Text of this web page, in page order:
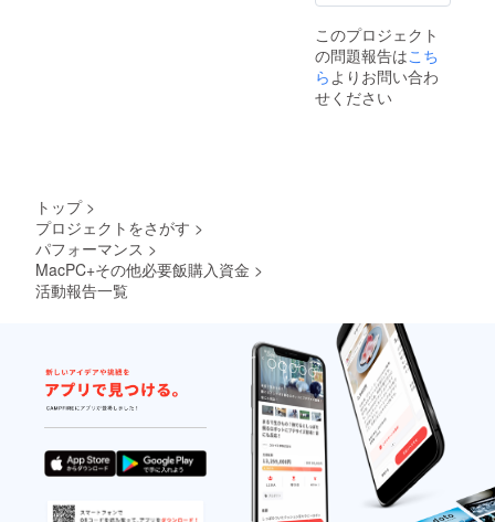
このプロジェクト
の問題報告はこち
らよりお問い合わ
せください
トップ >
プロジェクトをさがす >
パフォーマンス >
MacPC+その他必要飯購入資金 >
活動報告一覧